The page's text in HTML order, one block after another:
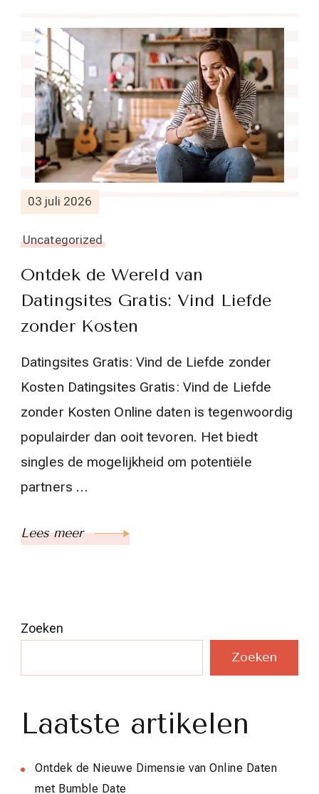
03 juli 2026
Uncategorized
Ontdek de Wereld van
Datingsites Gratis: Vind Liefde
zonder Kosten
Datingsites Gratis: Vind de Liefde zonder
Kosten Datingsites Gratis: Vind de Liefde
zonder Kosten Online daten is tegenwoordig
populairder dan ooit tevoren. Het biedt
singles de mogelijkheid om potentiële
partners …
Lees meer
Zoeken
Zoeken
Laatste artikelen
Ontdek de Nieuwe Dimensie van Online Daten
met Bumble Date